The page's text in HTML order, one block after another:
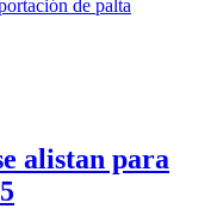
alistan para